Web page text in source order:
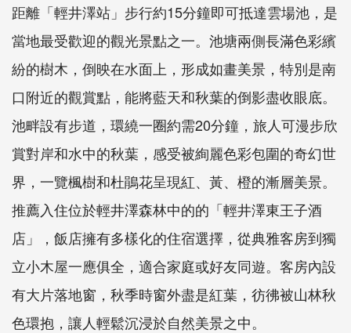
距離「輕井澤站」步行約15分鐘即可抵達雲場池，是
當地最受歡迎的觀光景點之一。池塘兩側長滿色彩繽
紛的樹木，倒映在水面上，形成如畫美景，特別是南
口附近的觀賞點，能將藍天和秋葉的倒影盡收眼底。
池畔設有步道，環繞一圈約需20分鐘，旅人可漫步欣
賞對岸和水中的秋葉，感受被絢麗色彩包圍的奇幻世
界，一覽楓樹和杜鵑花呈現紅、黃、橙的漸層美景。
推薦入住位於輕井澤森林中的的「輕井澤東王子酒
店」，飯店擁有多樣化的住宿選擇，從典雅客房到獨
立小木屋一應俱全，適合家庭或好友同遊。客房內設
有大片落地窗，秋季時窗外盡是紅葉，彷彿被山林秋
色環抱，讓人輕鬆沉浸於自然美景之中。